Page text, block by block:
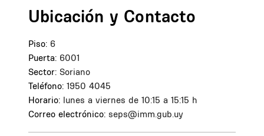
Ubicación y Contacto
Piso: 6
Puerta: 6001
Sector: Soriano
Teléfono: 1950 4045
Horario: lunes a viernes de 10:15 a 15:15 h
Correo electrónico: seps@imm.gub.uy